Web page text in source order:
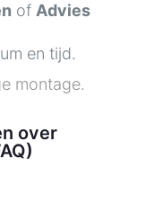
of Advies
en tijd.
montage.
over